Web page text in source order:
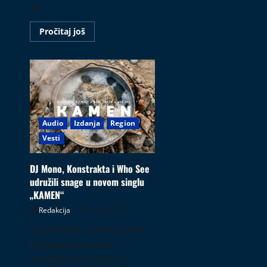
se...
Pročitaj jošRead
more
nastavlja
autorski
put
novim
singlom
„On
Clouds“
Audio Izdanja
Region
Vesti
DJ Mono, Konstrakta i Who See
udružili snage u novom singlu
„KAMEN“
Redakcija 30.06.2026
Regionalna muzička scena
bogatija je za novu
saradnju koja spaja tri